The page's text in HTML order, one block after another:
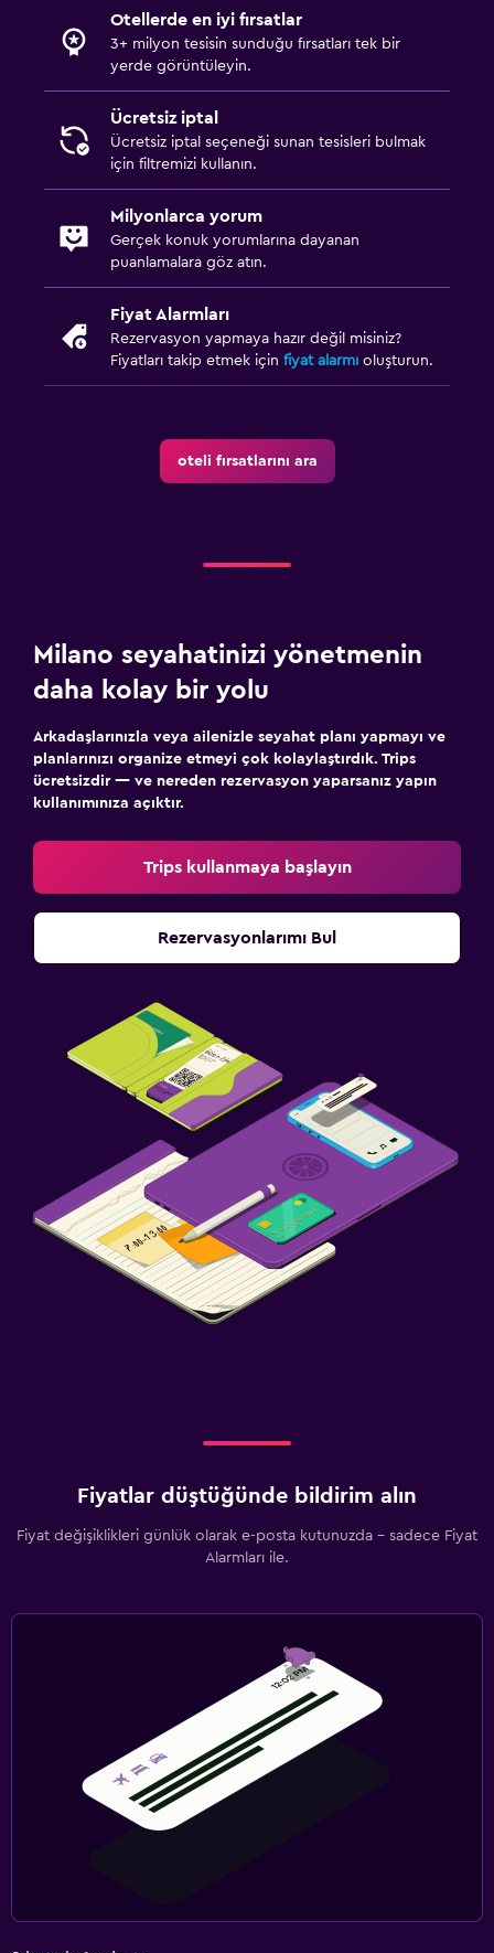
Otellerde en iyi fırsatlar
3+ milyon tesisin sunduğu fırsatları tek bir
yerde görüntüleyin.
Ücretsiz iptal
Ücretsiz iptal seçeneği sunan tesisleri bulmak
için filtremizi kullanın.
Milyonlarca yorum
Gerçek konuk yorumlarına dayanan
puanlamalara göz atın.
Fiyat Alarmları
Rezervasyon yapmaya hazır değil misiniz?
Fiyatları takip etmek için fiyat alarmı oluşturun.
oteli fırsatlarını ara
Milano seyahatinizi yönetmenin
daha kolay bir yolu
Arkadaşlarınızla veya ailenizle seyahat planı yapmayı ve
planlarınızı organize etmeyi çok kolaylaştırdık. Trips
ücretsizdir — ve nereden rezervasyon yaparsanız yapın
kullanımınıza açıktır.
Trips kullanmaya başlayın
Rezervasyonlarımı Bul
Fiyatlar düştüğünde bildirim alın
Fiyat değişiklikleri günlük olarak e-posta kutunuzda - sadece Fiyat
Alarmları ile.